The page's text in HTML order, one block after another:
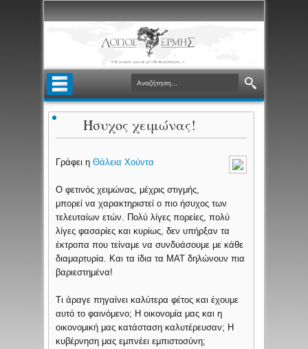
Ήσυχος χειμώνας!
Γράφει ηΘάλεια Χούντα
Ο φετινός χειμώνας, μέχρις στιγμής,
μπορεί να χαρακτηριστεί ο πιο ήσυχος των
τελευταίων ετών. Πολύ λίγες πορείες, πολύ
λίγες φασαρίες και κυρίως, δεν υπήρξαν τα
έκτροπα που τείναμε να συνδυάσουμε με κάθε
διαμαρτυρία. Και τα ίδια τα ΜΑΤ δηλώνουν πια
βαριεστημένα!
Τι άραγε πηγαίνει καλύτερα φέτος και έχουμε
αυτό το φαινόμενο; Η οικονομία μας και η
οικονομική μας κατάσταση καλυτέρευσαν; Η
κυβέρνηση μας εμπνέει εμπιστοσύνη;